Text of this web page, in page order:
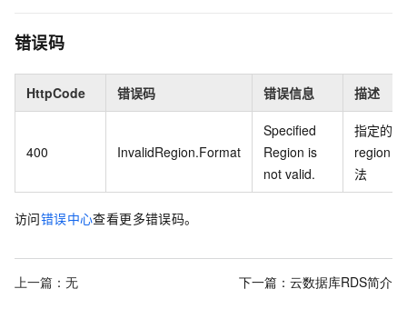
错误码
HttpCode 错误码 错误信息 描述
400 InvalidRegion.Format
Specified
Region is
not valid.
指定的
region
法
访问错误中心查看更多错误码。
上一篇：无 下一篇： 云数据库RDS简介